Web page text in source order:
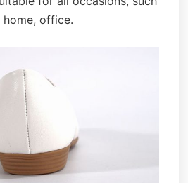
home, office.